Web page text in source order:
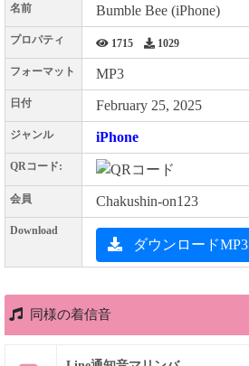
名前 Bumble Bee (iPhone)
プロパティ 1715 1029
フォーマット MP3
日付 February 25, 2025
ジャンル iPhone
QRコード:
会員 Chakushin-on123
Download
ダウンロードMP3
同様の着信音